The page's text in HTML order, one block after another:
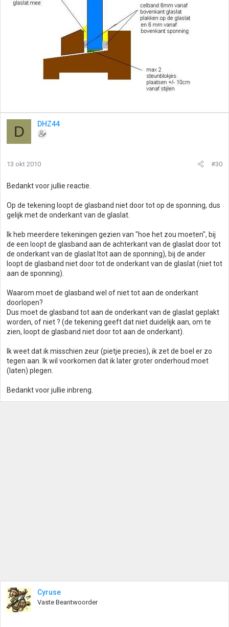
D DHZ44
13 okt 2010 #30
Bedankt voor jullie reactie.
Op de tekening loopt de glasband niet door tot op de sponning, dus
gelijk met de onderkant van de glaslat.
Ik heb meerdere tekeningen gezien van "hoe het zou moeten", bij
de een loopt de glasband aan de achterkant van de glaslat door tot
de onderkant van de glaslat Itot aan de sponning), bij de ander
loopt de glasband niet door tot de onderkant van de glaslat (niet tot
aan de sponning).
Waarom moet de glasband wel of niet tot aan de onderkant
doorlopen?
Dus moet de glasband tot aan de onderkant van de glaslat geplakt
worden, of niet ? (de tekening geeft dat niet duidelijk aan, om te
zien, loopt de glasband niet door tot aan de onderkant).
Ik weet dat ik misschien zeur (pietje precies), ik zet de boel er zo
tegen aan. Ik wil voorkomen dat ik later groter onderhoud moet
(laten) plegen.
Bedankt voor jullie inbreng.
Cyruse
Vaste Beantwoorder